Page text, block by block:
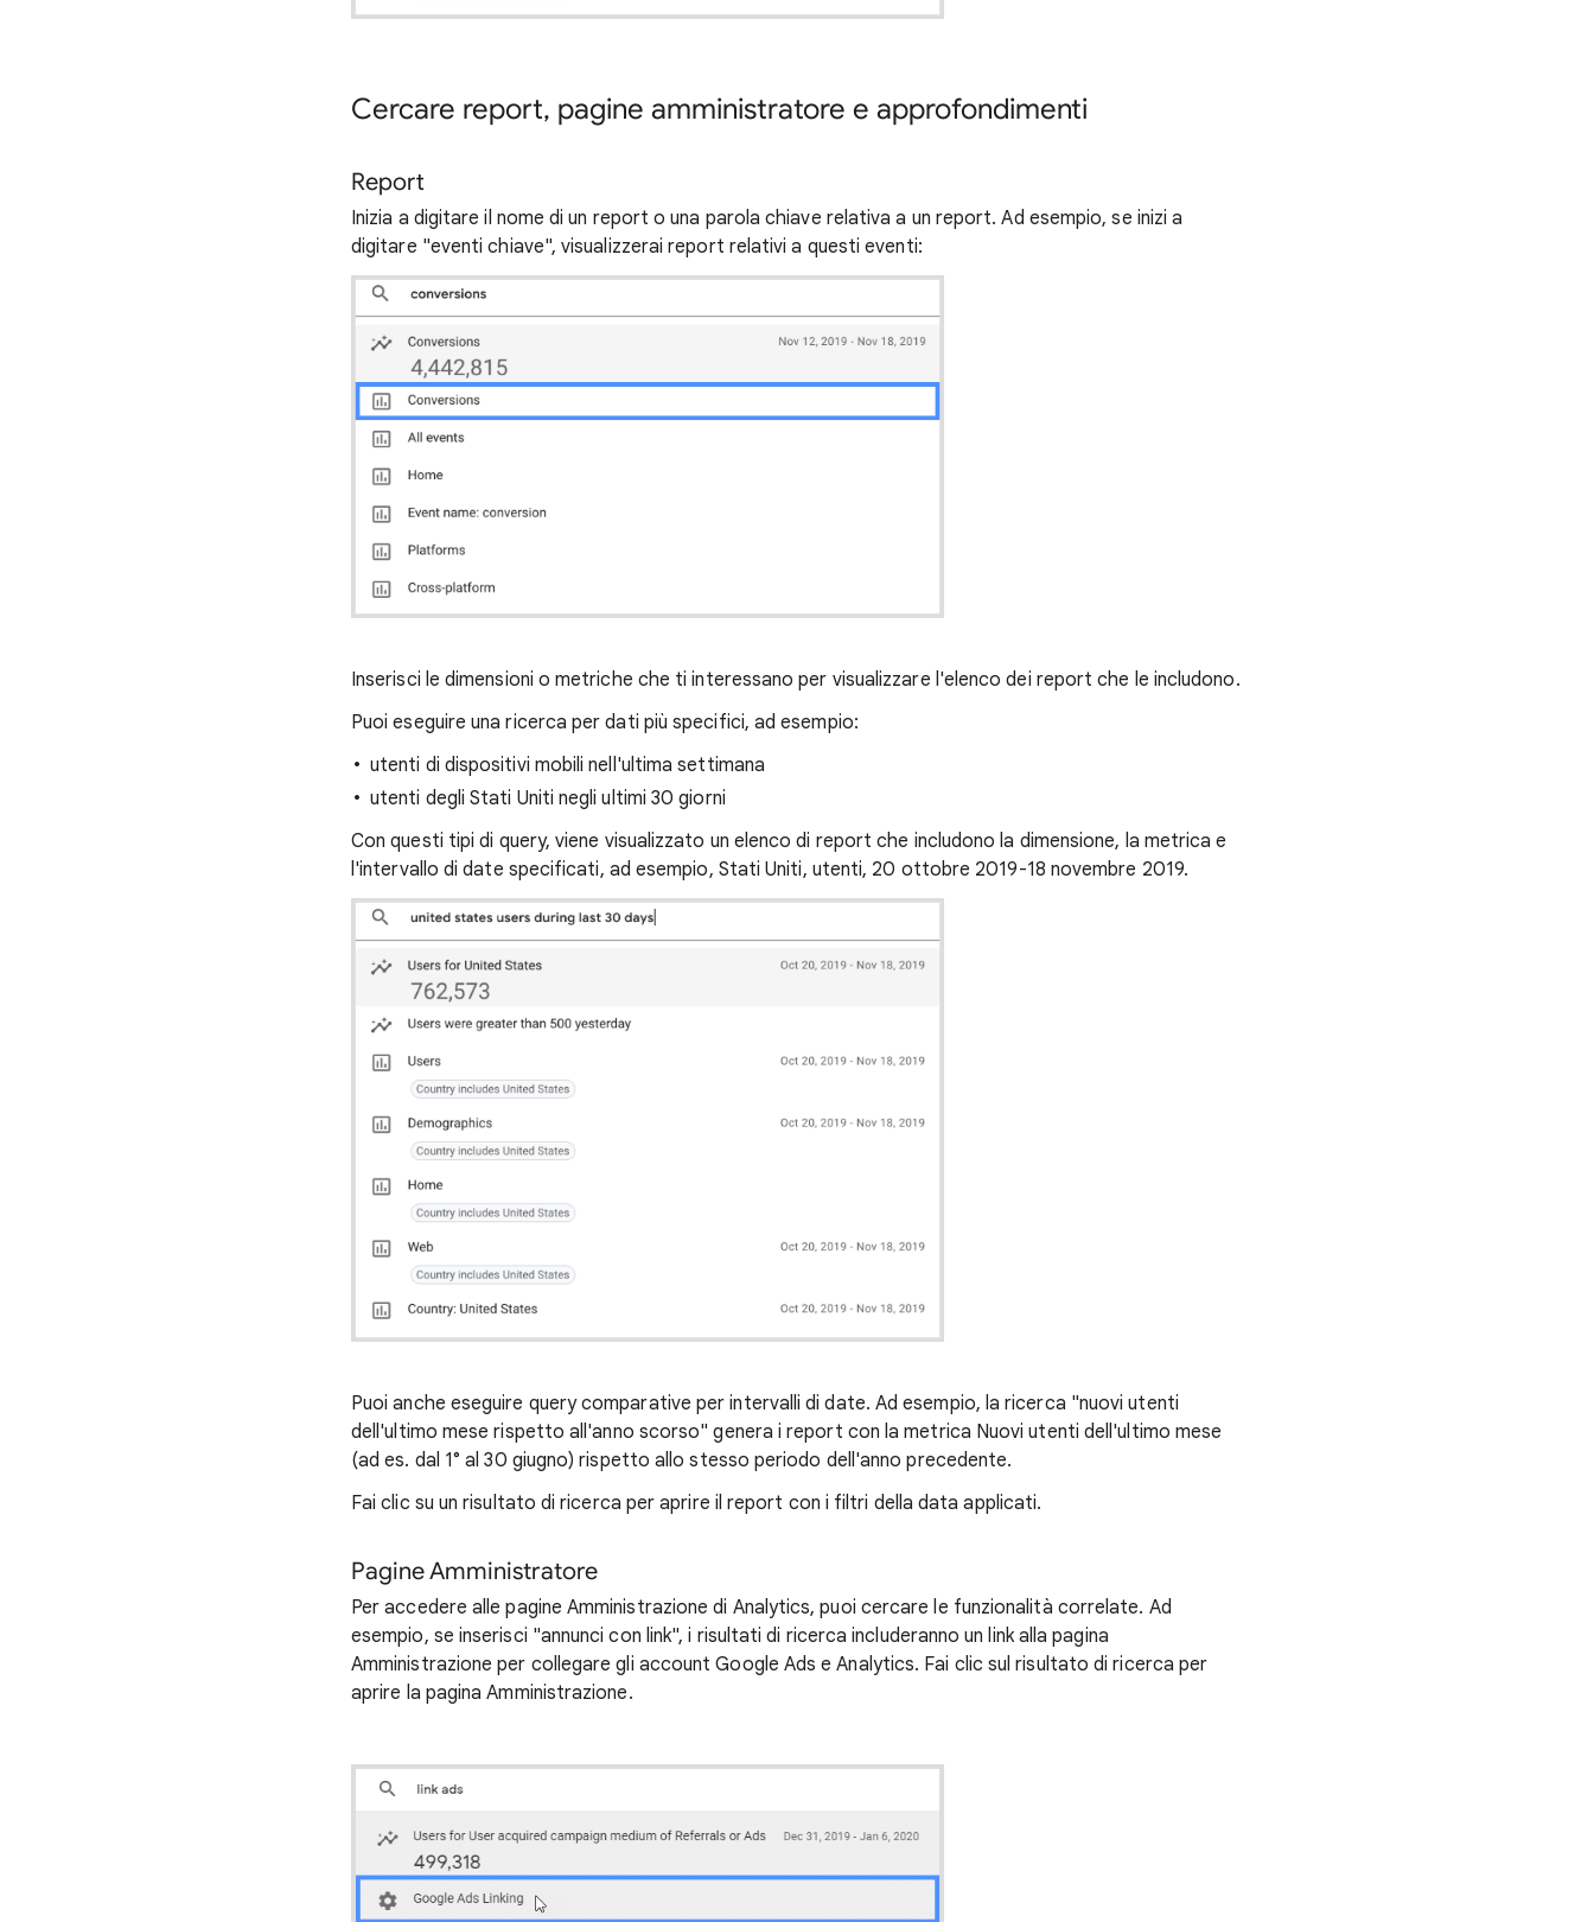
Cercare report, pagine amministratore e approfondimenti
Report
Inizia a digitare il nome di un report o una parola chiave relativa a un report. Ad esempio, se inizi a
digitare "eventi chiave", visualizzerai report relativi a questi eventi:
Inserisci le dimensioni o metriche che ti interessano per visualizzare l'elenco dei report che le includono.
Puoi eseguire una ricerca per dati più specifici, ad esempio:
utenti di dispositivi mobili nell'ultima settimana
utenti degli Stati Uniti negli ultimi 30 giorni
Con questi tipi di query, viene visualizzato un elenco di report che includono la dimensione, la metrica e
l'intervallo di date specificati, ad esempio, Stati Uniti, utenti, 20 ottobre 2019-18 novembre 2019.
Puoi anche eseguire query comparative per intervalli di date. Ad esempio, la ricerca "nuovi utenti
dell'ultimo mese rispetto all'anno scorso" genera i report con la metrica Nuovi utenti dell'ultimo mese
(ad es. dal 1° al 30 giugno) rispetto allo stesso periodo dell'anno precedente.
Fai clic su un risultato di ricerca per aprire il report con i filtri della data applicati.
Pagine Amministratore
Per accedere alle pagine Amministrazione di Analytics, puoi cercare le funzionalità correlate. Ad
esempio, se inserisci "annunci con link", i risultati di ricerca includeranno un link alla pagina
Amministrazione per collegare gli account Google Ads e Analytics. Fai clic sul risultato di ricerca per
aprire la pagina Amministrazione.